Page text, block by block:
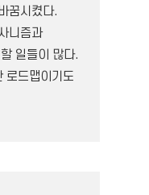
꿈시켰다.
니즘과
일들이 많다.
로드맵이기도